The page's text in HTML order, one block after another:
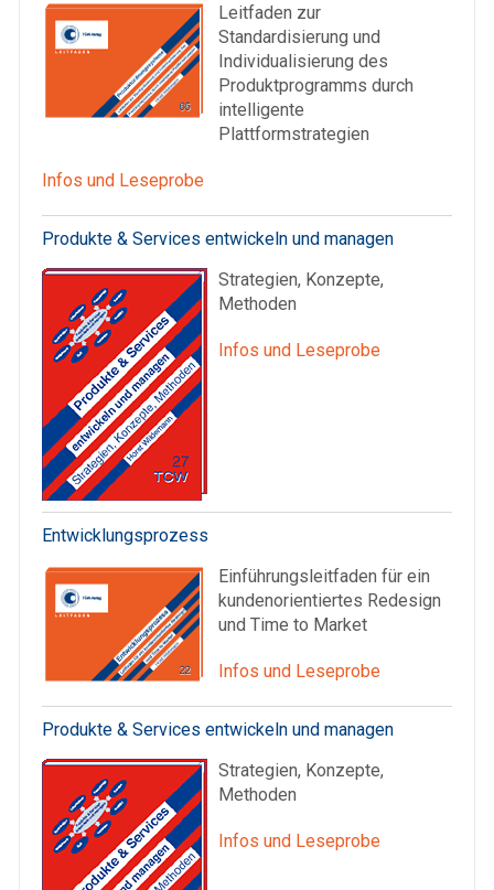
Leitfaden zur
Standardisierung und
Individualisierung des
Produktprogramms durch
intelligente
Plattformstrategien
Infos und Leseprobe
Produkte & Services entwickeln und managen
Strategien, Konzepte,
Methoden
Infos und Leseprobe
Entwicklungsprozess
Einführungsleitfaden für ein
kundenorientiertes Redesign
und Time to Market
Infos und Leseprobe
Produkte & Services entwickeln und managen
Strategien, Konzepte,
Methoden
Infos und Leseprobe